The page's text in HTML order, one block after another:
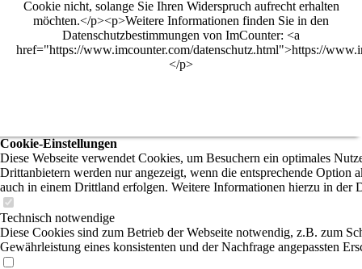
Cookie nicht, solange Sie Ihren Widerspruch aufrecht erhalten
möchten.</p><p>Weitere Informationen finden Sie in den
Datenschutzbestimmungen von ImCounter: <a
href="https://www.imcounter.com/datenschutz.html">https://
</p>
Cookie-Einstellungen
Diese Webseite verwendet Cookies, um Besuchern ein optimales
Drittanbietern werden nur angezeigt, wenn die entsprechende Option
auch in einem Drittland erfolgen. Weitere Informationen hierzu in der
Technisch notwendige
Diese Cookies sind zum Betrieb der Webseite notwendig, z.B. zum
Gewährleistung eines konsistenten und der Nachfrage angepassten